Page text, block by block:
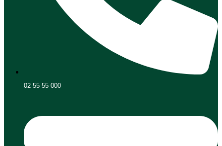
02 55 55 000